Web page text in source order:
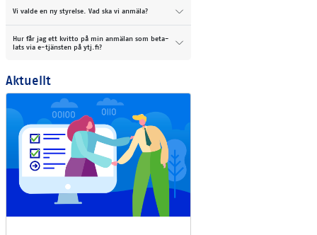
Vi val­de en ny sty­rel­se. Vad ska vi an­mä­la?
Hur får jag ett kvit­to på min an­mä­lan som be­ta­
lats via e-tjäns­ten på ytj.fi?
Ak­tu­ellt